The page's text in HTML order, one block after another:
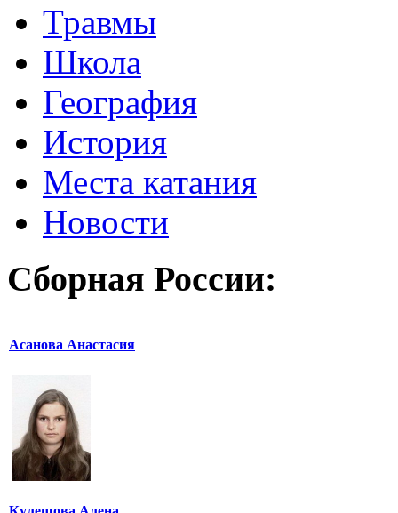
Травмы
Школа
География
История
Места катания
Новости
Сборная России:
Асанова Анастасия